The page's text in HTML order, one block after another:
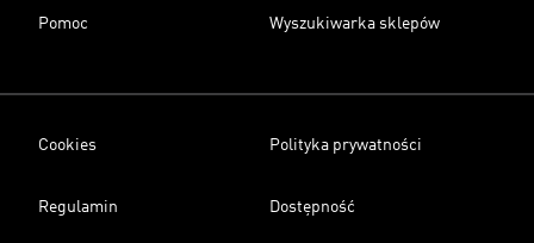
Pomoc Wyszukiwarka sklepów
Cookies Polityka prywatności
Regulamin Dostępność